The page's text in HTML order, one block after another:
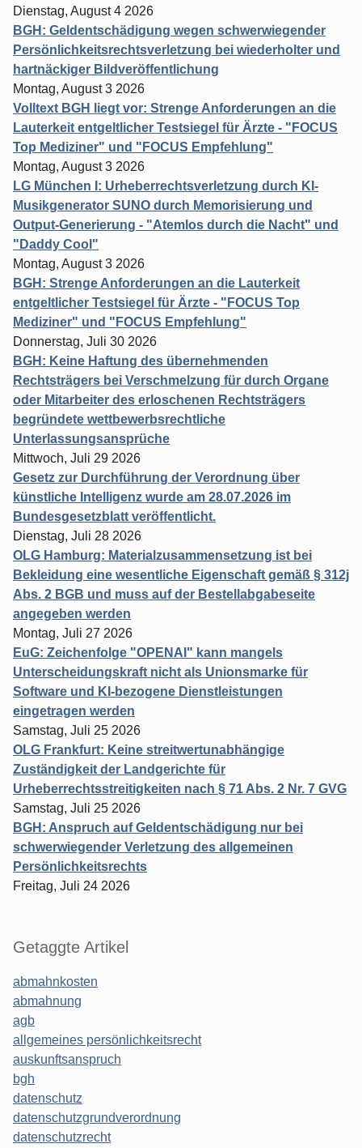
Dienstag, August 4 2026
BGH: Geldentschädigung wegen schwerwiegender
Persönlichkeitsrechtsverletzung bei wiederholter und
hartnäckiger Bildveröffentlichung
Montag, August 3 2026
Volltext BGH liegt vor: Strenge Anforderungen an die
Lauterkeit entgeltlicher Testsiegel für Ärzte - "FOCUS
Top Mediziner" und "FOCUS Empfehlung"
Montag, August 3 2026
LG München I: Urheberrechtsverletzung durch KI-
Musikgenerator SUNO durch Memorisierung und
Output-Generierung - "Atemlos durch die Nacht" und
"Daddy Cool"
Montag, August 3 2026
BGH: Strenge Anforderungen an die Lauterkeit
entgeltlicher Testsiegel für Ärzte - "FOCUS Top
Mediziner" und "FOCUS Empfehlung"
Donnerstag, Juli 30 2026
BGH: Keine Haftung des übernehmenden
Rechtsträgers bei Verschmelzung für durch Organe
oder Mitarbeiter des erloschenen Rechtsträgers
begründete wettbewerbsrechtliche
Unterlassungsansprüche
Mittwoch, Juli 29 2026
Gesetz zur Durchführung der Verordnung über
künstliche Intelligenz wurde am 28.07.2026 im
Bundesgesetzblatt veröffentlicht.
Dienstag, Juli 28 2026
OLG Hamburg: Materialzusammensetzung ist bei
Bekleidung eine wesentliche Eigenschaft gemäß § 312j
Abs. 2 BGB und muss auf der Bestellabgabeseite
angegeben werden
Montag, Juli 27 2026
EuG: Zeichenfolge "OPENAI" kann mangels
Unterscheidungskraft nicht als Unionsmarke für
Software und KI-bezogene Dienstleistungen
eingetragen werden
Samstag, Juli 25 2026
OLG Frankfurt: Keine streitwertunabhängige
Zuständigkeit der Landgerichte für
Urheberrechtsstreitigkeiten nach § 71 Abs. 2 Nr. 7 GVG
Samstag, Juli 25 2026
BGH: Anspruch auf Geldentschädigung nur bei
schwerwiegender Verletzung des allgemeinen
Persönlichkeitsrechts
Freitag, Juli 24 2026
Getaggte Artikel
abmahnkosten
abmahnung
agb
allgemeines persönlichkeitsrecht
auskunftsanspruch
bgh
datenschutz
datenschutzgrundverordnung
datenschutzrecht